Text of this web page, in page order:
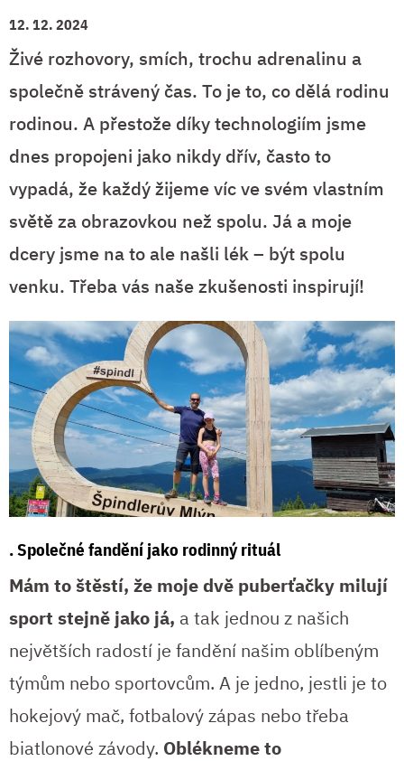
12. 12. 2024
Živé rozhovory, smích, trochu adrenalinu a
společně strávený čas. To je to, co dělá rodinu
rodinou. A přestože díky technologiím jsme
dnes propojeni jako nikdy dřív, často to
vypadá, že každý žijeme víc ve svém vlastním
světě za obrazovkou než spolu. Já a moje
dcery jsme na to ale našli lék – být spolu
venku. Třeba vás naše zkušenosti inspirují!
. Společné fandění jako rodinný rituál
Mám to štěstí, že moje dvě puberťačky milují
sport stejně jako já, a tak jednou z našich
největších radostí je fandění našim oblíbeným
týmům nebo sportovcům. A je jedno, jestli je to
hokejový mač, fotbalový zápas nebo třeba
biatlonové závody. Oblékneme to